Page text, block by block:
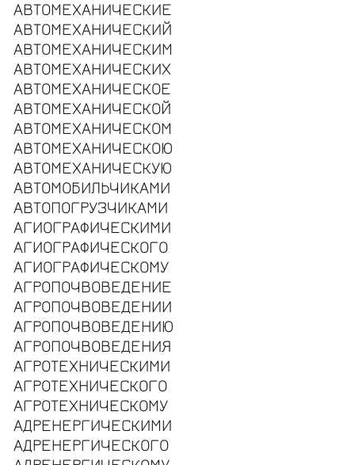
АВТОМЕХАНИЧЕСКИЕ
АВТОМЕХАНИЧЕСКИЙ
АВТОМЕХАНИЧЕСКИМ
АВТОМЕХАНИЧЕСКИХ
АВТОМЕХАНИЧЕСКОЕ
АВТОМЕХАНИЧЕСКОЙ
АВТОМЕХАНИЧЕСКОМ
АВТОМЕХАНИЧЕСКОЮ
АВТОМЕХАНИЧЕСКУЮ
АВТОМОБИЛЬЧИКАМИ
АВТОПОГРУЗЧИКАМИ
АГИОГРАФИЧЕСКИМИ
АГИОГРАФИЧЕСКОГО
АГИОГРАФИЧЕСКОМУ
АГРОПОЧВОВЕДЕНИЕ
АГРОПОЧВОВЕДЕНИИ
АГРОПОЧВОВЕДЕНИЮ
АГРОПОЧВОВЕДЕНИЯ
АГРОТЕХНИЧЕСКИМИ
АГРОТЕХНИЧЕСКОГО
АГРОТЕХНИЧЕСКОМУ
АДРЕНЕРГИЧЕСКИМИ
АДРЕНЕРГИЧЕСКОГО